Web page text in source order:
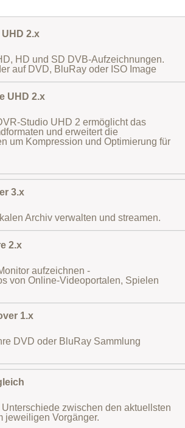
2.x
HD und SD DVB-Aufzeichnungen.
auf DVD, BluRay oder ISO Image
UHD 2.x
Studio UHD 2 ermöglicht das
und erweitert die
um Kompression und Optimierung für
3.x
Archiv verwalten und streamen.
2.x
aufzeichnen -
von Online-Videoportalen, Spielen
1.x
DVD oder BluRay Sammlung
zwischen den aktuellsten
jeweiligen Vorgänger.